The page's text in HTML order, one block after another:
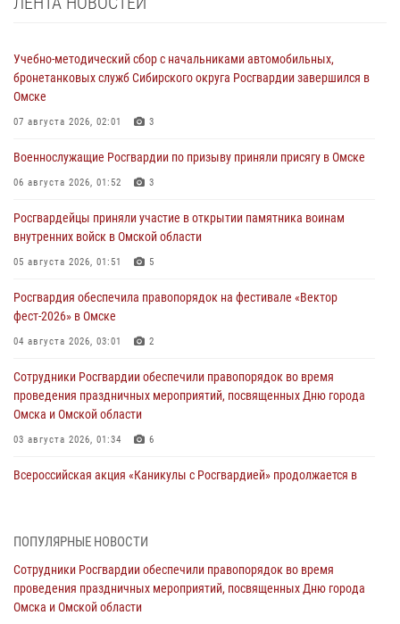
Учебно-методический сбор с начальниками автомобильных,
бронетанковых служб Сибирского округа Росгвардии завершился в
Омске
07 августа 2026, 02:01 3
Военнослужащие Росгвардии по призыву приняли присягу в Омске
06 августа 2026, 01:52 3
Росгвардейцы приняли участие в открытии памятника воинам
внутренних войск в Омской области
05 августа 2026, 01:51 5
Росгвардия обеспечила правопорядок на фестивале «Вектор
фест-2026» в Омске
04 августа 2026, 03:01 2
Сотрудники Росгвардии обеспечили правопорядок во время
проведения праздничных мероприятий, посвященных Дню города
Омска и Омской области
03 августа 2026, 01:34 6
Всероссийская акция «Каникулы с Росгвардией» продолжается в
тренировка по управлению беспилотниками (видео)
30 июля 2026, 04:39 2
ПОПУЛЯРНЫЕ НОВОСТИ
Сотрудники Росгвардии обеспечили правопорядок во время
проведения праздничных мероприятий, посвященных Дню города
Омска и Омской области